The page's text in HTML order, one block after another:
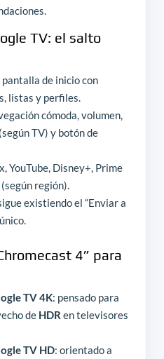
TV: el salto
pantalla de inicio con
listas y perfiles.
cómoda, volumen,
TV) y botón de
YouTube, Disney+, Prime
región).
existiendo el “Enviar a
4” para
TV 4K: pensado para
de HDR en televisores
TV HD: orientado a